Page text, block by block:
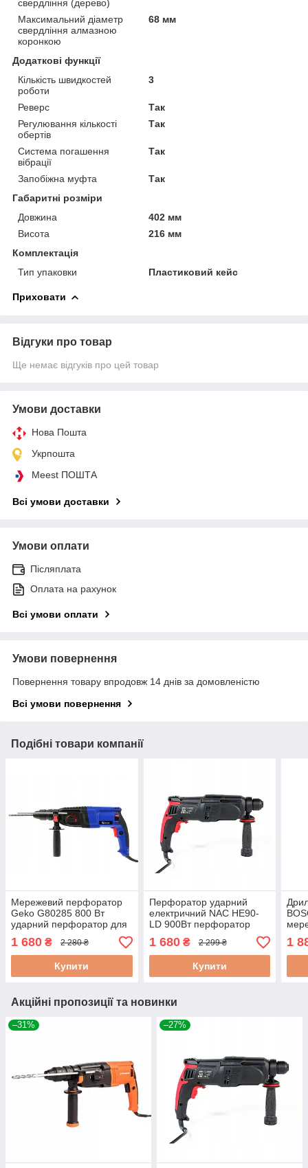
свердління (дерево)
Максимальний діаметр
свердління алмазною
коронкою
68 мм
Додаткові функції
Кількість швидкостей
роботи
3
Реверс
Так
Регулювання кількості
обертів
Так
Система погашення
вібрації
Так
Запобіжна муфта
Так
Габаритні розміри
Довжина
402 мм
Висота
216 мм
Комплектація
Тип упаковки
Пластиковий кейс
Приховати
Відгуки про товар
Ще немає відгуків про цей товар
Умови доставки
Нова Пошта
Укрпошта
Meest ПОШТА
Всі умови доставки
Умови оплати
Післяплата
Оплата на рахунок
Всі умови оплати
Умови повернення
Повернення товару впродовж 14 днів за домовленістю
Всі умови повернення
Подібні товари компанії
Мережевий перфоратор
Geko G80285 800 Вт
ударний перфоратор для
бетону прямий ударний
перфоратор
1 680 ₴ 2 280 ₴
Купити
Перфоратор ударний
електричний NAC HE90-
LD 900Вт перфоратор
прямий для роботи
перфоратор будівельний
1 680₴ 2 299 ₴
Купити
1
Акційні пропозиції та новинки
–31% –27%